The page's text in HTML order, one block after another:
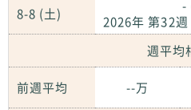
8-8 (土)
-
2026年 第32
週平均
前週平均 --万